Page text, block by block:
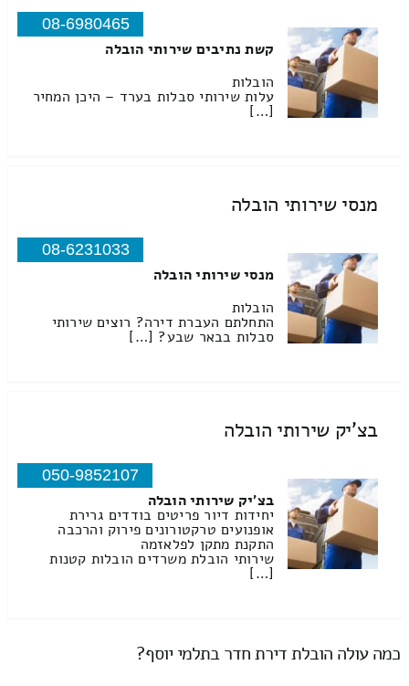
08-6980465
קשת נתיבים שירותי הובלה
הובלות
עלות שירותי סבלות בערד – היכן המחיר
[…]
מנסי שירותי הובלה
08-6231033
מנסי שירותי הובלה
הובלות
התחלתם העברת דירה? רוצים שירותי
סבלות בבאר שבע? […]
בצ'יק שירותי הובלה
050-9852107
בצ'יק שירותי הובלה
יחידות דיור פריטים בודדים גרירת
אופנועים טרקטורונים פירוק והרכבה
התקנת מתקן לפלאזמה
שירותי הובלת משרדים הובלות קטנות
[…]
כמה עולה הובלת דירת חדר בתלמי יוסף?